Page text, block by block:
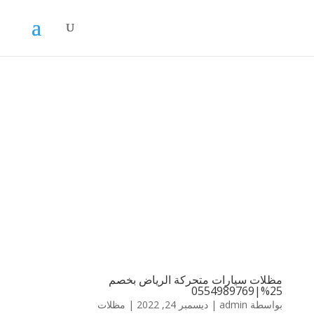
مظلات سيارات متحركة الرياض بخصم
25%|0554989769
بواسطة admin
| ديسمبر 24, 2022 | مظلات